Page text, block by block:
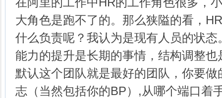
大角色是跑不了的。那么狭隘的看，
什么负责呢？我认为是现有人员的状
能力的提升是长期的事情，结构调整
默认这个团队就是最好的团队，你要
志（当然包括你的BP）,从哪个端口着